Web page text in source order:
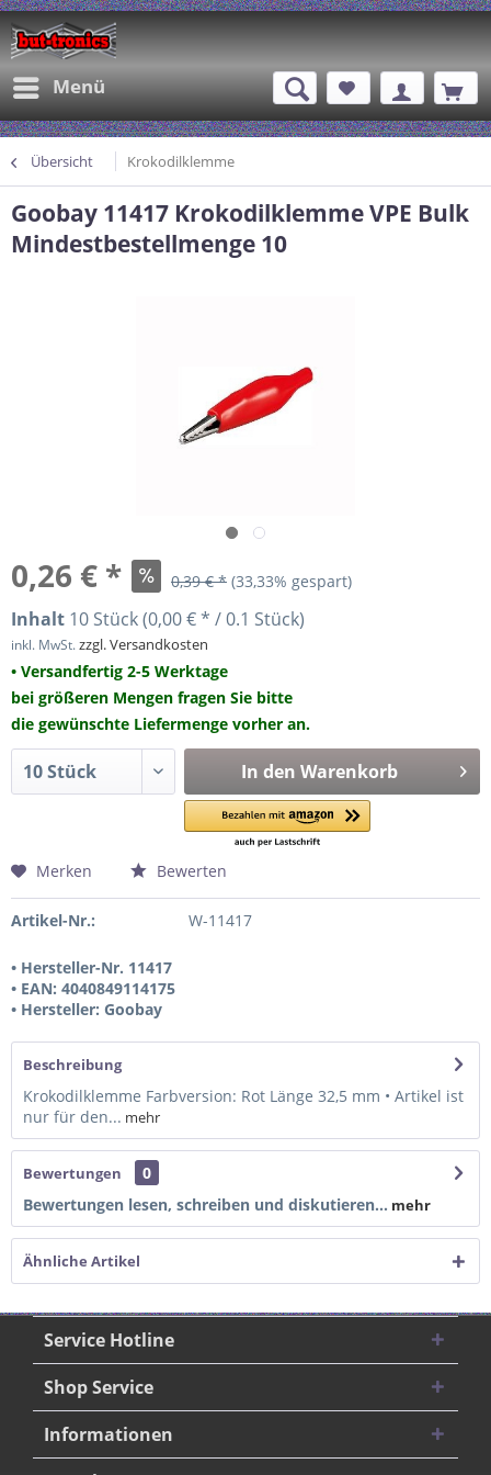
Menü
Übersicht Krokodilklemme
Goobay 11417 Krokodilklemme VPE Bulk
Mindestbestellmenge 10
0,26 € * 0,39 € * (33,33% gespart)
Inhalt 10 Stück (0,00 € * / 0.1 Stück)
inkl. MwSt.zzgl. Versandkosten
• Versandfertig 2-5 Werktage
bei größeren Mengen fragen Sie bitte
die gewünschte Liefermenge vorher an.
In den Warenkorb
Merken Bewerten
Artikel-Nr.: W-11417
• Hersteller-Nr. 11417
• EAN: 4040849114175
• Hersteller: Goobay
Beschreibung
Krokodilklemme Farbversion: Rot Länge 32,5 mm • Artikel ist
nur für den... mehr
Bewertungen
0
Bewertungen lesen, schreiben und diskutieren... mehr
Ähnliche Artikel
Service Hotline
Shop Service
Informationen